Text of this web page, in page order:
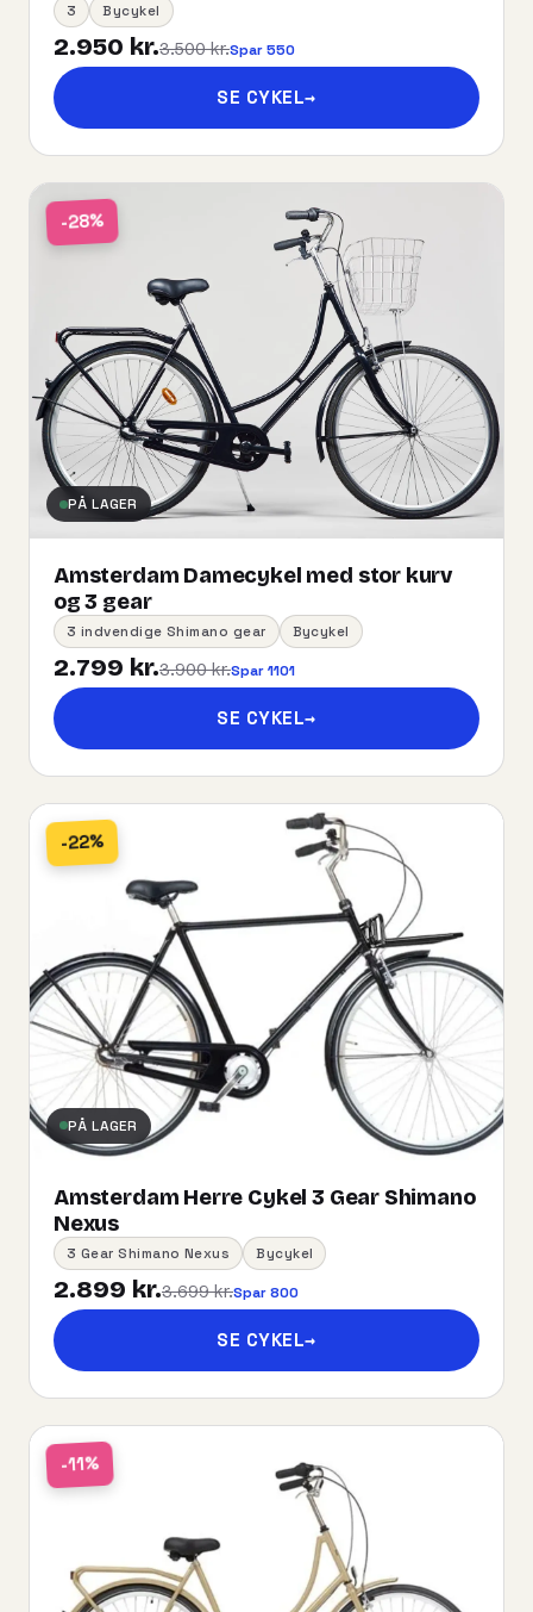
3 Bycykel
2.950 kr.3.500 kr.Spar 550
SE CYKEL→
-28%
PÅ LAGER
Amsterdam Damecykel med stor kurv
og 3 gear
3 indvendige Shimano gear Bycykel
2.799 kr.3.900 kr.Spar 1101
SE CYKEL→
-22%
PÅ LAGER
Amsterdam Herre Cykel 3 Gear Shimano
Nexus
3 Gear Shimano Nexus Bycykel
2.899 kr.3.699 kr.Spar 800
SE CYKEL→
-11%